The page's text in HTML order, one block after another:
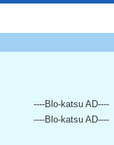
----Blo-katsu AD----
----Blo-katsu AD----